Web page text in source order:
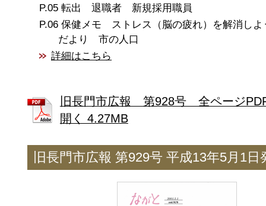
転出 退職者 新規採用職員
保健メモ ストレス（脳の疲れ）を解消し
だより 市の人口
詳細はこちら
旧長門市広報 第928号 全ページ
開く 4.27MB
旧長門市広報 第929号 平成13年5月1日